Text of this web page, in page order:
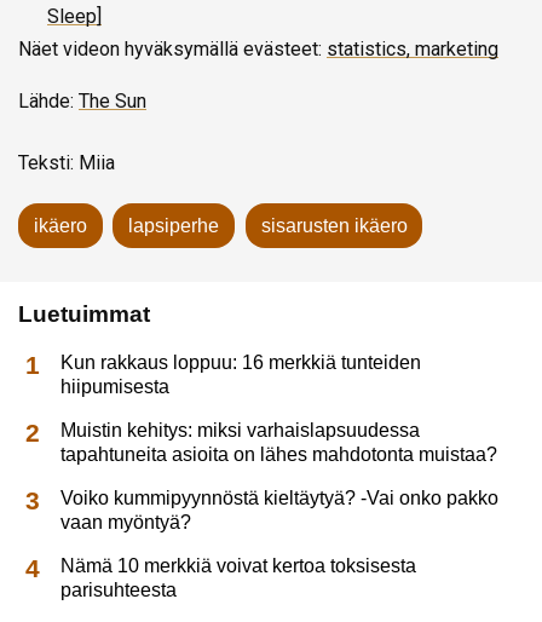
Sleep]
Näet videon hyväksymällä evästeet: statistics, marketing
Lähde: The Sun
Teksti: Miia
ikäero lapsiperhe sisarusten ikäero
Luetuimmat
Kun rakkaus loppuu: 16 merkkiä tunteiden
hiipumisesta
Muistin kehitys: miksi varhaislapsuudessa
tapahtuneita asioita on lähes mahdotonta muistaa?
Voiko kummipyynnöstä kieltäytyä? -Vai onko pakko
vaan myöntyä?
Nämä 10 merkkiä voivat kertoa toksisesta
parisuhteesta